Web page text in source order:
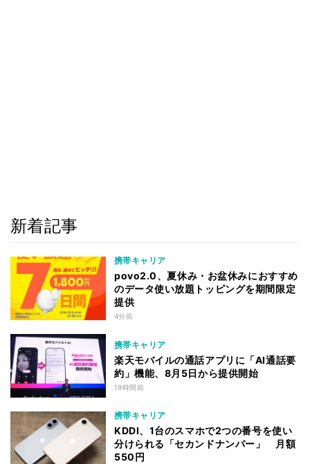
新着記事
携帯キャリア
povo2.0、夏休み・お盆休みにおすすめ
のデータ使い放題トッピングを期間限定
提供
4分前
携帯キャリア
楽天モバイルの通話アプリに「AI通話要
約」機能、8月5日から提供開始
19時間前
携帯キャリア
KDDI、1台のスマホで2つの番号を使い
分けられる「セカンドナンバー」 月額
550円